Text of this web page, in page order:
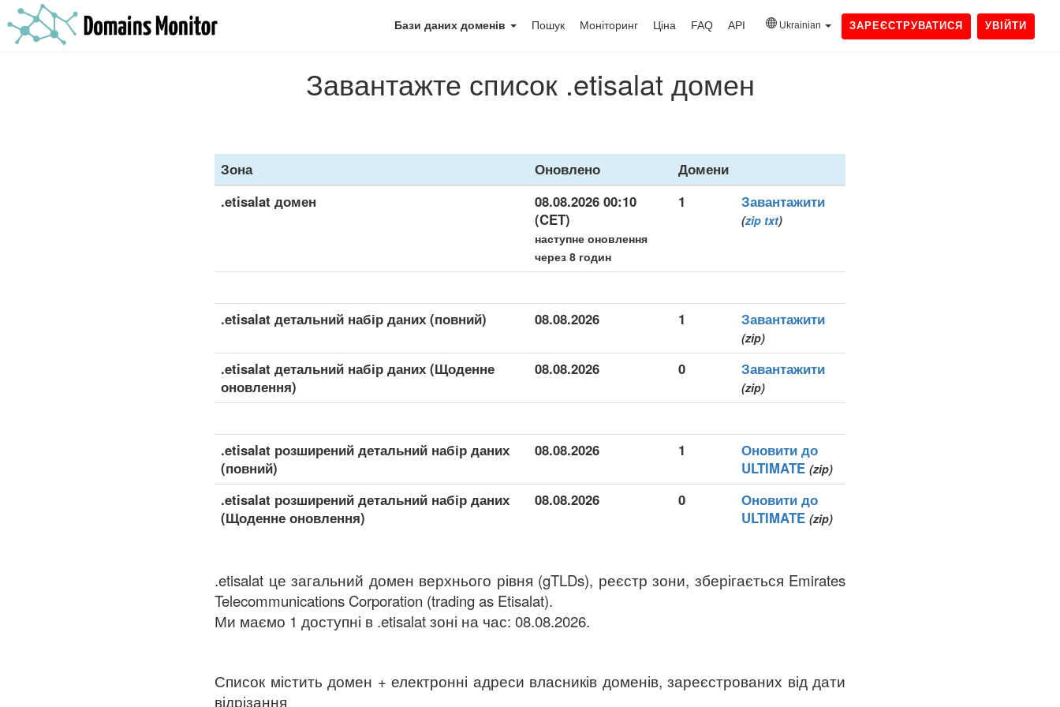
Бази даних доменів Пошук Моніторинг Ціна FAQ API Ukrainian ЗАРЕЄСТРУВАТИСЯ УВІЙТИ
Завантажте список .etisalat домен
Зона Оновлено
Домени
.etisalat домен
08.08.2026 00:10
(CET)
наступне оновлення
через 8 годин
1 Завантажити
(zip txt)
.etisalat детальний набір даних (повний) 08.08.2026 1 Завантажити
(zip)
.etisalat детальний набір даних (Щоденне
оновлення)
08.08.2026 0 Завантажити
(zip)
.etisalat розширений детальний набір даних
(повний)
08.08.2026 1
Оновити до
ULTIMATE (zip)
.etisalat розширений детальний набір даних
(Щоденне оновлення)
08.08.2026 0
Оновити до
ULTIMATE (zip)
.etisalat це загальний домен верхнього рівня (gTLDs), реєстр зони, зберігається Emirates
Telecommunications Corporation (trading as Etisalat).
Ми маємо 1 доступні в .etisalat зоні на час: 08.08.2026.
Список містить домен + електронні адреси власників доменів, зареєстрованих від дати
відрізання